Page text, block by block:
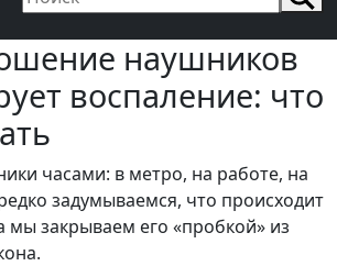
наушников
воспаление: что
часами: в метро, на работе, на
задумываемся, что происходит
мы закрываем его «пробкой» из